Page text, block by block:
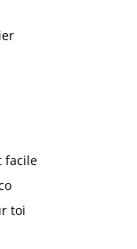
facile
toi